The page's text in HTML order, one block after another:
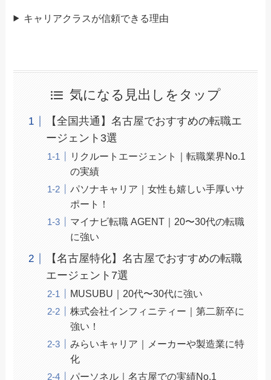
キャリアクラスが信頼できる理由
気になる見出しをタップ
【全国共通】名古屋でおすすめの転職エ
ージェント3選
リクルートエージェント｜転職業界No.1
の実績
パソナキャリア｜女性も嬉しい手厚いサ
ポート！
マイナビ転職 AGENT｜20〜30代の転職
に強い
【名古屋特化】名古屋でおすすめの転職
エージェント7選
MUSUBU｜20代〜30代に強い
株式会社インフィニティー｜第二新卒に
強い！
みらいキャリア｜メーカーや製造業に特
化
パーソネル｜名古屋での実績No.1